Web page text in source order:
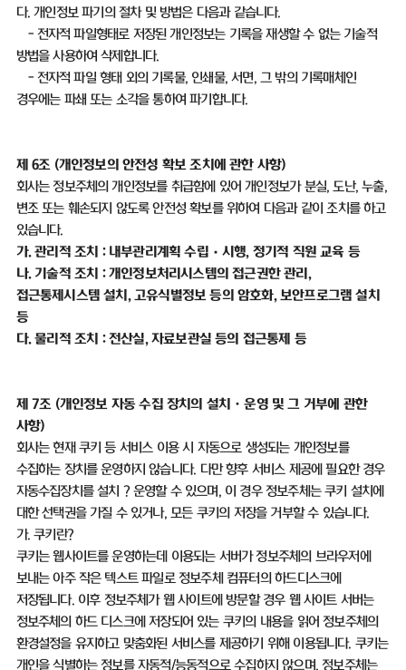
다.개인정보 파기의 절차 및 방법은 다음과 같습니다.
- 전자적 파일형태로 저장된 개인정보는 기록을 재생할 수 없는 기술적
방법을 사용하여 삭제합니다.
- 전자적 파일 형태 외의 기록물, 인쇄물,서면,그 밖의 기록매체인
경우에는 파쇄 또는 소각을 통하여 파기합니다.
제 6조 (개인정보의 안전성 확보 조치에 관한 사항)
회사는 정보주체의 개인정보를 취급함에 있어 개인정보가 분실, 도난,누출,
변조 또는 훼손되지 않도록 안전성 확보를 위하여 다음과 같이 조치를 하고
있습니다.
가.관리적 조치 : 내부관리계획 수립· 시행, 정기적 직원 교육 등
나. 기술적 조치 :개인정보처리시스템의 접근권한 관리 ,
접근통제시스템 설치 , 고유식별정보 등의 암호화, 보안프로그램 설치
등
다.물리적 조치 :전산실, 자료보관실 등의 접근통제 등
제 7조 (개인정보 자동 수집 장치의 설치ㆍ운영 및 그 거부에 관한
사항)
회사는 현재 쿠키 등 서비스 이용 시 자동으로 생성되는 개인정보를
수집하는 장치를 운영하지 않습니다. 다만 향후 서비스 제공에 필요한 경우
자동수집장치를 설치 ？ 운영할 수 있으며, 이 경우 정보주체는 쿠키 설치에
대한 선택권을 가질 수 있거나, 모든 쿠키의 저장을 거부할 수 있습니다.
가.쿠키란?
쿠키는 웹사이트를 운영하는데 이용되는 서버가 정보주체의 브라우저에
보내는 아주 작은 텍스트 파일로 정보주체 컴퓨터의 하드디스크에
저장됩니다. 이후 정보주체가 웹 사이트에 방문할 경우 웹 사이트 서버는
정보주체의 하드 디스크에 저장되어 있는 쿠키의 내용을 읽어 정보주체의
환경설정을 유지하고 맞춤화된 서비스를 제공하기 위해 이용됩니다. 쿠키는
개인을 식별하는 정보를 자동적/능동적으로 수집하지 않으며,정보주체는